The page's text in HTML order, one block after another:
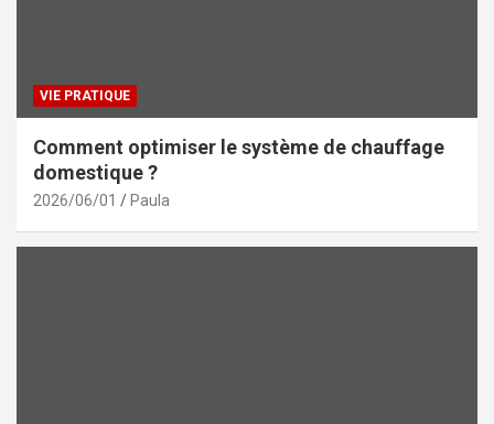
VIE PRATIQUE
Comment optimiser le système de chauffage
domestique ?
2026/06/01 Paula